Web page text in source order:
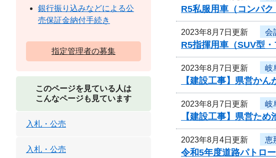
R5私服用車（コンパ
2023年8月7日更新 会
R5指揮用車（SUV型
2023年8月7日更新 岐
【建設工事】県営か
2023年8月7日更新 岐
【建設工事】県営た
2023年8月4日更新 恵
令和5年度道路パトロ
銀行振り込みなどによる公
売保証金納付手続き
指定管理者の募集
このページを見ている人は
こんなページも見ています
入札・公売
入札・公売